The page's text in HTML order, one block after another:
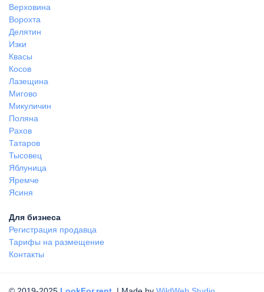
Верховина
Ворохта
Делятин
Изки
Квасы
Косов
Лазещина
Мигово
Микуличин
Поляна
Рахов
Татаров
Тысовец
Яблуница
Яремче
Ясиня
Для бизнеса
Регистрация продавца
Тарифы на размещение
Контакты